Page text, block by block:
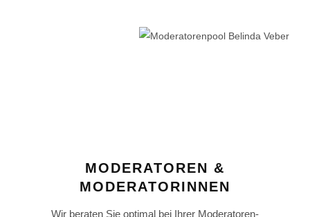
MODERATOREN &
MODERATORINNEN
Wir beraten Sie optimal bei Ihrer Moderatoren-